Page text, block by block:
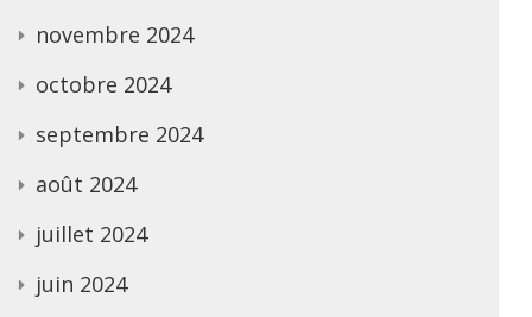
novembre 2024
octobre 2024
septembre 2024
août 2024
juillet 2024
juin 2024